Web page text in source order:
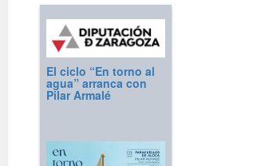
El ciclo “En torno al
agua” arranca con
Pilar Armalé